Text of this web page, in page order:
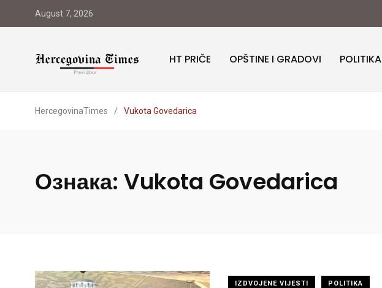
August 7, 2026
HT PRIČE OPŠTINE I GRADOVI POLITIKA
HercegovinaTimes / Vukota Govedarica
Ознака: Vukota Govedarica
IZDVOJENE VIJESTI POLITIKA